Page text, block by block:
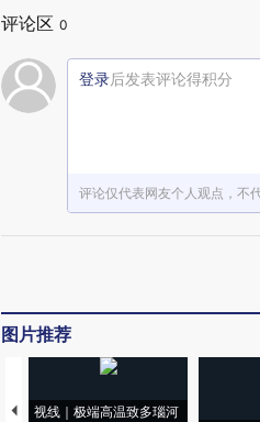
评论区 0
登录后发表评论得积分
评论仅代表网友个人观点，不
图片推荐
视线｜极端高温致多瑙河